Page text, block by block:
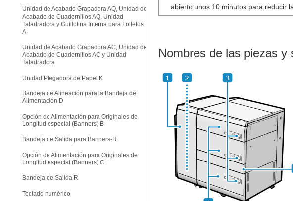
Unidad de Acabado Grapadora AQ, Unidad de
Acabado de Cuadernillos AQ, Unidad
Taladradora y Guillotina Interna para Folletos
A
Unidad de Acabado Grapadora AC, Unidad de
Acabado de Cuadernillos AC y Unidad
Taladradora
Unidad Plegadora de Papel K
Bandeja de Alineación para la Bandeja de
Alimentación D
Opción de Alimentación para Originales de
Longitud especial (Banners) B
Bandeja de Salida para Banners-B
Opción de Alimentación para Originales de
Longitud especial (Banners) C
Bandeja de Salida R
Teclado numérico
abierto unos 10 minutos para reducir
Nombres de las piezas y